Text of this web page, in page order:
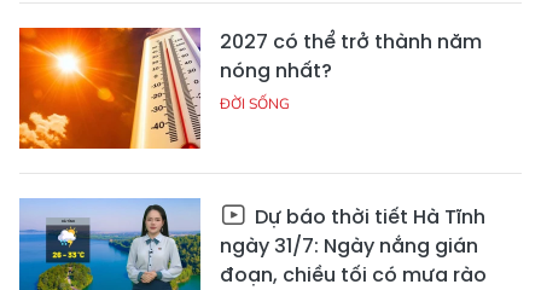
2027 có thể trở thành năm
nóng nhất?
ĐỜI SỐNG
Dự báo thời tiết Hà Tĩnh
ngày 31/7: Ngày nắng gián
đoạn, chiều tối có mưa rào